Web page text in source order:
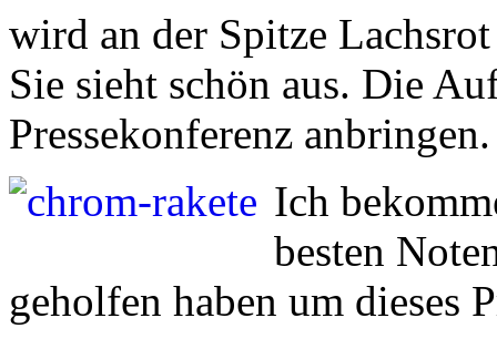
wird an der Spitze
Sie sieht schön aus. Die
Pressekonferenz anbringen.
Ich
besten
geholfen haben um dieses